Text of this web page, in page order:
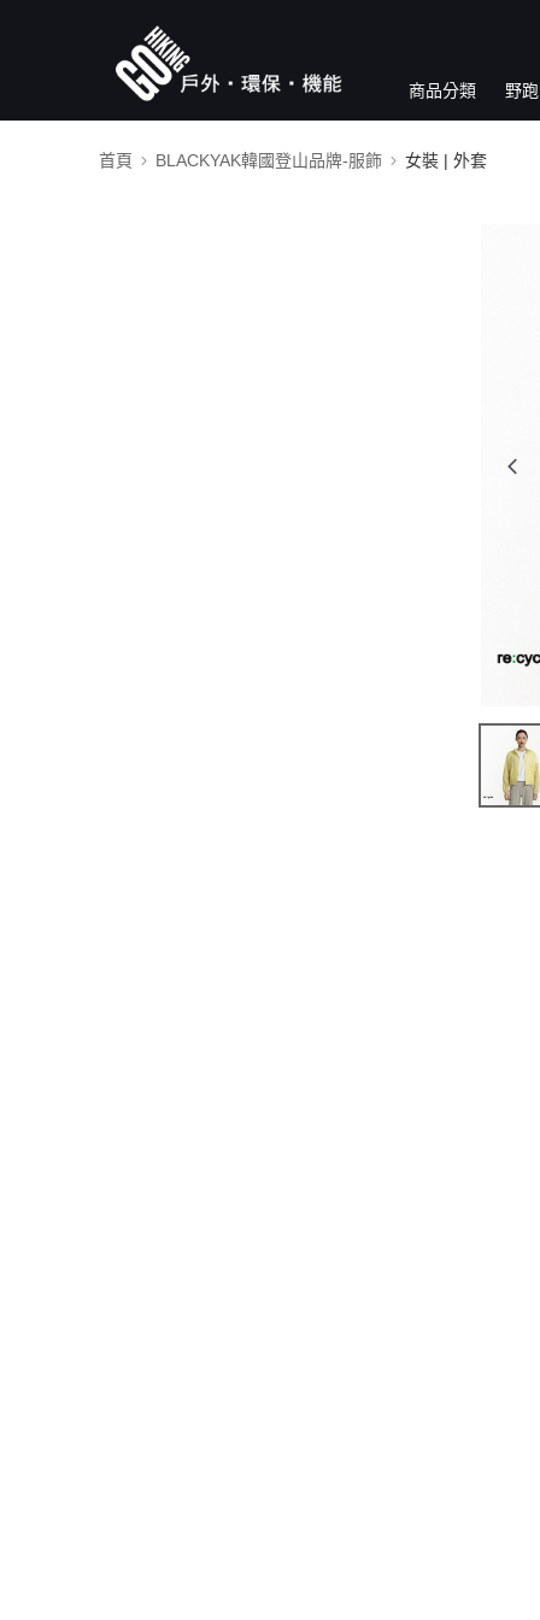
商品分類 野
首頁 BLACKYAK韓國登山品牌-服飾 女裝 | 外套